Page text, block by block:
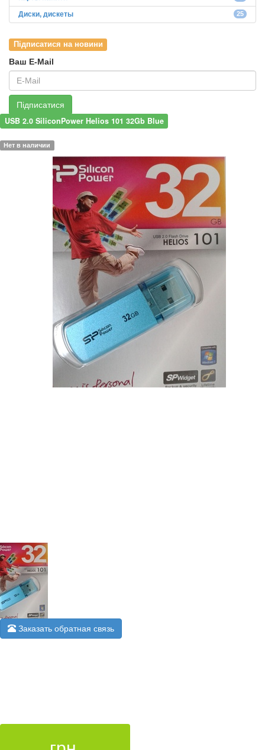
Диски, дискеты 25
Підписатися на новини
Ваш E-Mail
Підписатися
USB 2.0 SiliconPower Helios 101 32Gb Blue
Нет в наличии
Заказать обратная связь